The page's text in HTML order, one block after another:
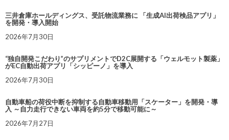
三井倉庫ホールディングス、受託物流業務に 「生成AI出荷検品アプリ」
を開発・導入開始
2026年7月30日
“独自開発こだわり”のサプリメントでD2C展開する「ウェルモット製薬」
がEC自動出荷アプリ「シッピーノ」を導入
2026年7月30日
自動車船の荷役中断を抑制する自動車移動用「スケーター」を開発・導
入 ～自力走行できない車両を約5分で移動可能に～
2026年7月27日